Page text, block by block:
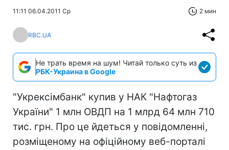
11:11 06.04.2011 Ср 2 мин
RBC.UA
Не трать время на шум! Читай только суть из
РБК-Украина в Google
"Укрексімбанк" купив у НАК "Нафтогаз
України" 1 млн ОВДП на 1 млрд 64 млн 710
тис. грн. Про це йдеться у повідомленні,
розміщеному на офіційному веб-порталі